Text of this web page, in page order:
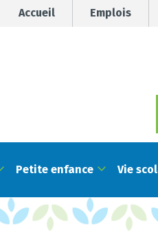
Accueil Emplois
Petite enfance Vie